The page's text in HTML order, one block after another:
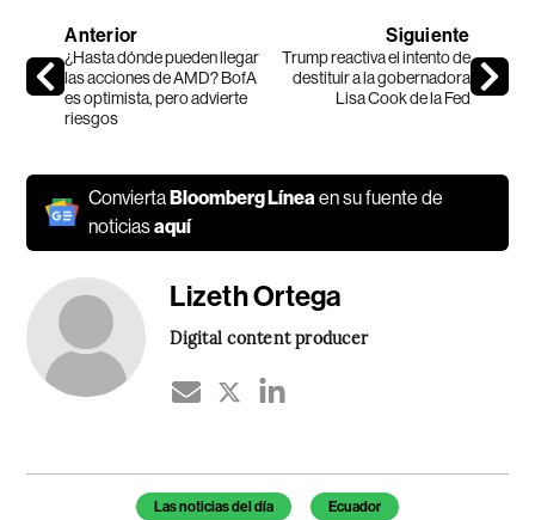
Anterior
¿Hasta dónde pueden llegar
las acciones de AMD? BofA
es optimista, pero advierte
riesgos
Siguiente
Trump reactiva el intento de
destituir a la gobernadora
Lisa Cook de la Fed
ConviertaBloomberg Línea en su fuente de
noticiasaquí
Lizeth Ortega
Digital content producer
Temas de este artículo
Las noticias del día Ecuador